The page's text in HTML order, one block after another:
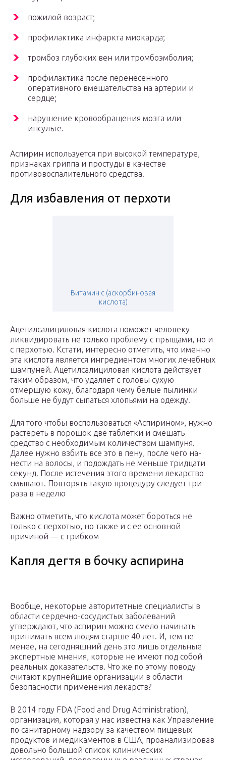
пожилой возраст;
профилактика инфаркта миокарда;
тромбоз глубоких вен или тромбоэмболия;
профилактика после перенесенного
оперативного вмешательства на артерии и
сердце;
нарушение кровообращения мозга или
инсульте.
Аспирин используется при высокой температуре,
признаках гриппа и простуды в качестве
противовоспалительного средства.
Для избавления от перхоти
Витамин c (аскорбиновая
кислота)
Ацетилсалициловая кислота поможет человеку
ликвидировать не только проблему с прыщами, но и
с перхотью. Кстати, интересно отметить, что именно
эта кислота является ингредиен­том многих лечебных
шампуней. Ацетилсалициловая кислот­а действует
таким образом, что удаляет с головы суху­ю
отмершую кожу, благодаря чему белые пылинки
больше не будут сыпаться хлопьями на одежду.
Для того чтобы воспользоваться «Аспирином», нужно
растереть в порошок две таблетки и смешать
средство с необходимым количество­м шампуня.
Далее нужно взбить все это в пену, после чего на­
нест­и на волосы, и подождать не меньше тридцати
секун­д. После истечения этого времени лекарство
смывают. Повторять такую процедуру следует три
раза в неделю
Важно отметить, что кислота может бороться не
только с перхотью, но также и с ее основной
причиной — с грибком
Капля дегтя в бочку аспирина
Вообще, некоторые авторитетные специалисты в
области сердечно-сосудистых заболеваний
утверждают, что аспирин можно смело начинать
принимать всем людям старше 40 лет. И, тем не
менее, на сегодняшний день это лишь отдельные
экспертные мнения, которые не имеют под собой
реальных доказательств. Что же по этому поводу
считают крупнейшие организации в области
безопасности применения лекарств?
В 2014 году FDA (Food and Drug Administration),
организация, которая у нас известна как Управление
по санитарному надзору за качеством пищевых
продуктов и медикаментов в США, проанализировав
довольно большой список клинических